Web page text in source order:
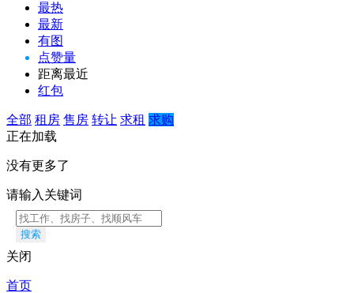
最热
最新
有图
点赞量
距离最近
红包
全部 租房 售房 转让 求租 求购
正在加载
没有更多了
请输入关键词
搜索
关闭
首页